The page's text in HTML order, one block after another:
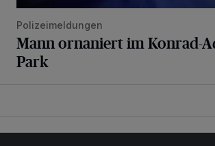
Polizeimeldungen
Mann ornaniert im Konrad-
Park